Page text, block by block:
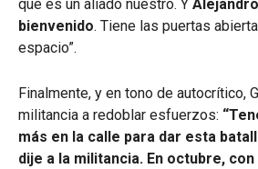
que es un aliado nuestro. Y
bienvenido. Tiene las puertas
espacio”.
Finalmente, y en tono de autocrítico,
militancia a redoblar esfuerzos:
más en la calle para dar esta
dije a la militancia. En octubre,